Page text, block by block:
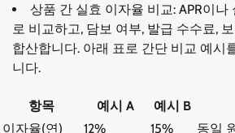
상품 간 실효 이자율 비교: APR이나
로 비교하고, 담보 여부, 발급 수수료,
합산합니다. 아래 표로 간단 비교 예시
니다.
항목 예시 A 예시 B
이자율(연)
12% 15%
동일